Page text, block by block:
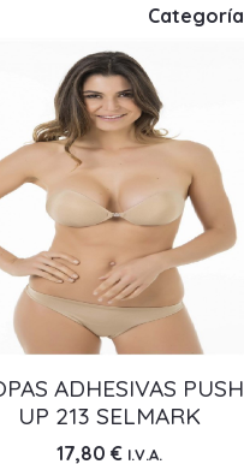
Categoría
ADHESIVAS PUSH
UP 213 SELMARK
17,80 € I.V.A.